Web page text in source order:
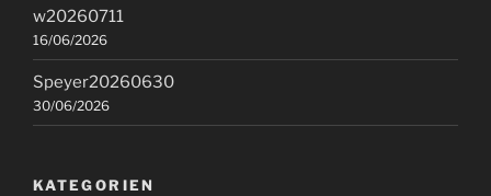
w20260711
16/06/2026
Speyer20260630
30/06/2026
KATEGORIEN